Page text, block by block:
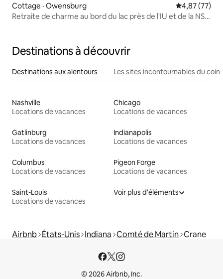
Cottage · Owensburg Note
4,87 (77)
Retraite de charme au bord du lac près de l'IU et de la NSA
Destinations à découvrir
Destinations aux alentours Les sites incontournables du coin
Nashville
Locations de vacances
Chicago
Locations de vacances
Gatlinburg
Locations de vacances
Indianapolis
Locations de vacances
Columbus
Locations de vacances
Pigeon Forge
Locations de vacances
Saint-Louis
Locations de vacances
Voir plus d'éléments
Airbnb États-Unis Indiana Comté de Martin Crane
© 2026 Airbnb, Inc.